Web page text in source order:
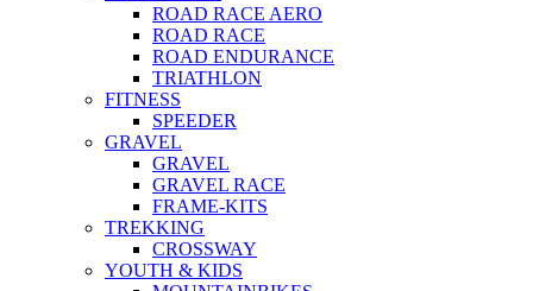
ROAD RACE AERO
ROAD RACE
ROAD ENDURANCE
TRIATHLON
FITNESS
SPEEDER
GRAVEL
GRAVEL
GRAVEL RACE
FRAME-KITS
TREKKING
CROSSWAY
YOUTH & KIDS